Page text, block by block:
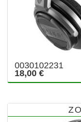
0030102231
18,00 €